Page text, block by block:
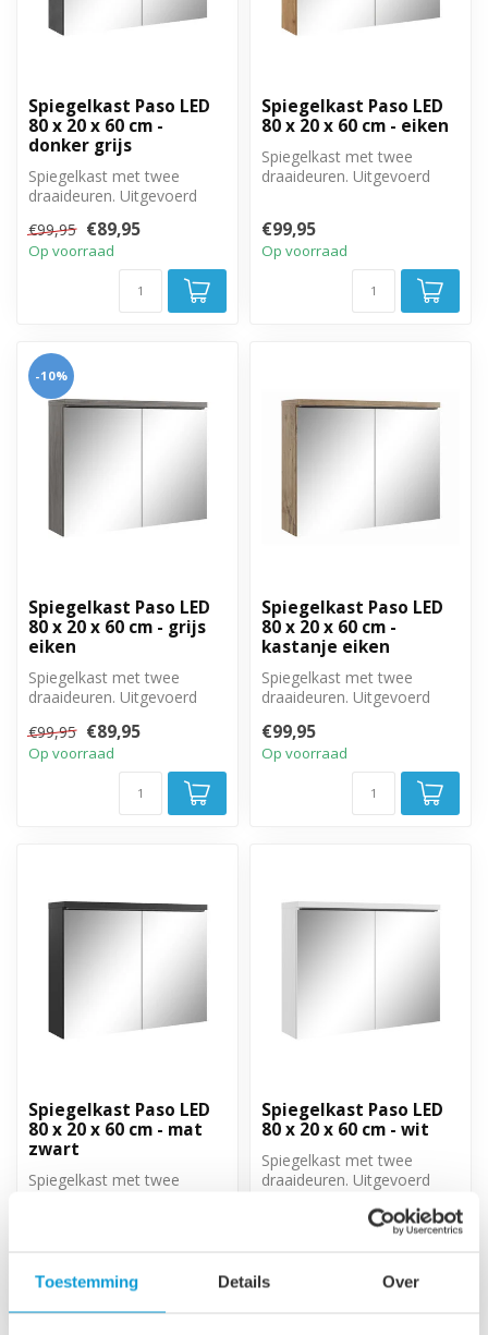
Toestemming Details Over
Spiegelkast Paso LED
80 x 20 x 60 cm -
donker grijs
Spiegelkast met twee
draaideuren. Uitgevoerd
breed, 20...
€99,95 €89,95
Op voorraad
Spiegelkast Paso LED
80 x 20 x 60 cm - eiken
Spiegelkast met twee
draaideuren. Uitgevoerd
€99,95
Op voorraad
-10%
Spiegelkast Paso LED
80 x 20 x 60 cm - grijs
eiken
Spiegelkast met twee
draaideuren. Uitgevoerd
breed, 20...
€99,95 €89,95
Op voorraad
Spiegelkast Paso LED
80 x 20 x 60 cm -
kastanje eiken
Spiegelkast met twee
draaideuren. Uitgevoerd
breed, 20...
€99,95
Op voorraad
Spiegelkast Paso LED
80 x 20 x 60 cm - mat
zwart
Spiegelkast met twee
Spiegelkast Paso LED
80 x 20 x 60 cm - wit
Spiegelkast met twee
draaideuren. Uitgevoerd